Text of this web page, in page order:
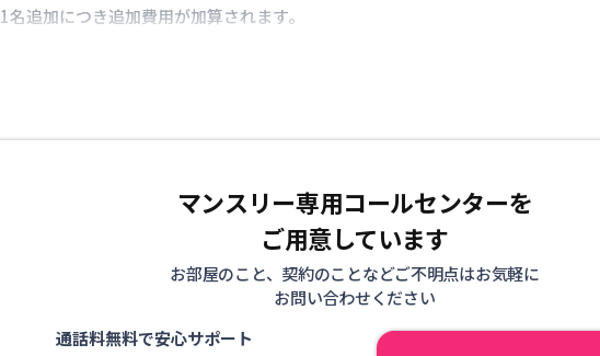
1名追加につき追加費用が加算されます。
マンスリー専用コールセンターを
ご用意しています
お部屋のこと、契約のことなどご不明点はお気軽に
お問い合わせください
通話料無料で安心サポート